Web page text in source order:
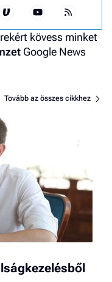
kövess minket
Google News
Tovább az összes cikkhez